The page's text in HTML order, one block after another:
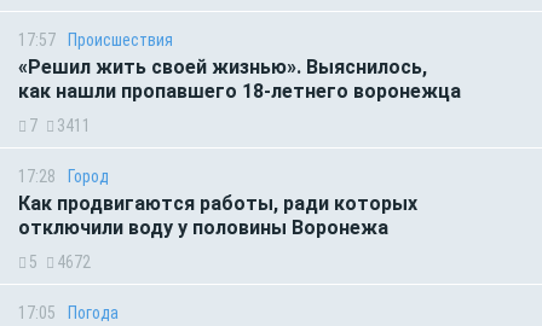
17:57 Происшествия
«Решил жить своей жизнью». Выяснилось,
как нашли пропавшего 18-летнего воронежца
7 3411
17:28 Город
Как продвигаются работы, ради которых
отключили воду у половины Воронежа
5 4672
17:05 Погода